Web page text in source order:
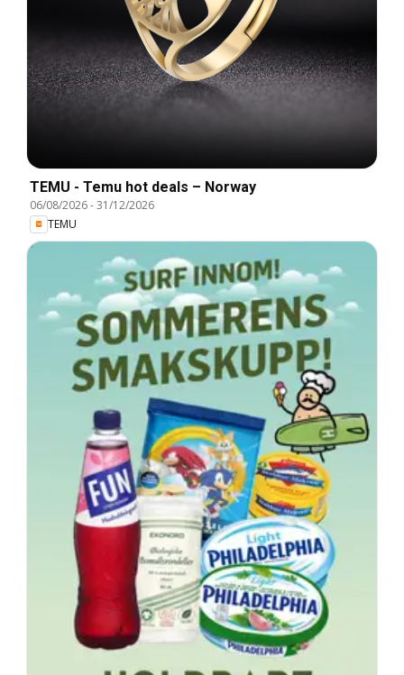
TEMU - Temu hot deals – Norway
06/08/2026-31/12/2026
TEMU